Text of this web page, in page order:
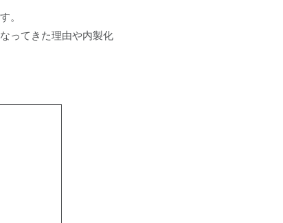
。
ってきた理由や内製化